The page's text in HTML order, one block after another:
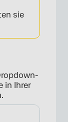
×
sie
in Ihrer